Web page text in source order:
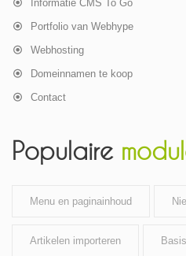
Informatie CMS To Go
Portfolio van Webhype
Webhosting
Domeinnamen te koop
Contact
Populaire
Menu en paginainhoud
Artikelen importeren